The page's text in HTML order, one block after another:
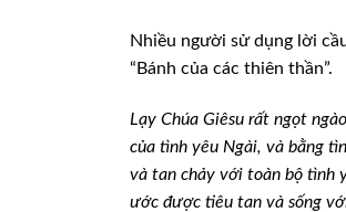
Nhiều người sử dụng lời
“Bánh của các thiên thần”.
Lạy Chúa Giêsu rất ngọt
của tình yêu Ngài, và bằng
và tan chảy với toàn bộ tình
ước được tiêu tan và sống